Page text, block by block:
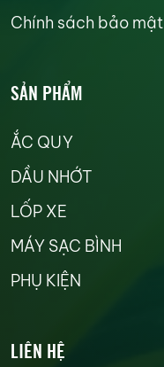
Chính sách bảo mật
SẢN PHẨM
ẮC QUY
DẦU NHỚT
LỐP XE
MÁY SẠC BÌNH
PHỤ KIỆN
LIÊN HỆ